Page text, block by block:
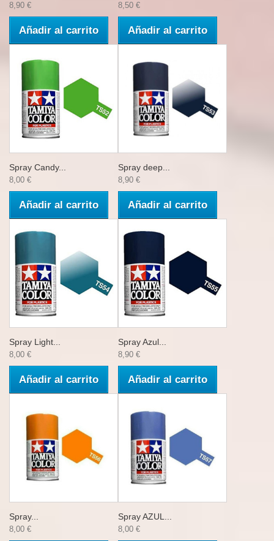
8,90 €
Añadir al carrito
8,50 €
Añadir al carrito
Spray Candy...
8,00 €
Añadir al carrito
Spray deep...
8,90 €
Añadir al carrito
Spray Light...
8,00 €
Añadir al carrito
Spray Azul...
8,90 €
Añadir al carrito
Spray...
8,00 €
Spray AZUL...
8,00 €